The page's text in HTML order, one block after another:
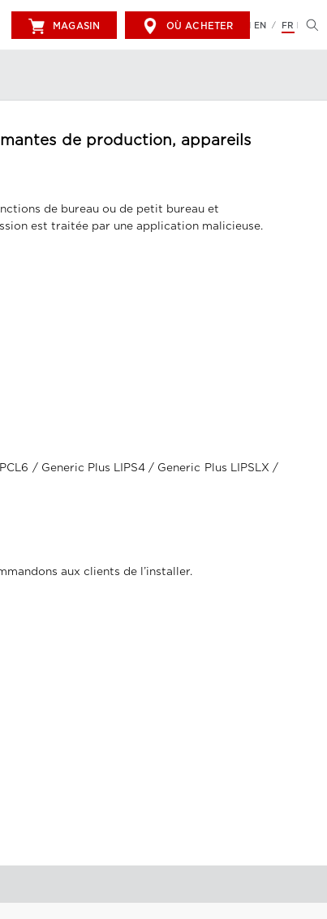
MAGASIN OÙ ACHETER EN / FR
de production, appareils
de bureau ou de petit bureau et
est traitée par une application malicieuse.
/ Generic Plus LIPS4 / Generic Plus LIPSLX /
aux clients de l’installer.